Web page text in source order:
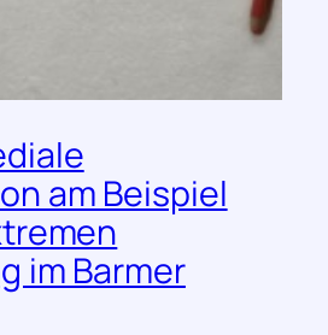
am Beispiel
im Barmer